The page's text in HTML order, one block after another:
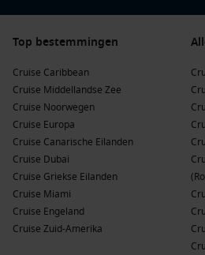
de Caribbean, de Middellandse
nieuw cruiseschip beleef je jouw
nieuwe manier.
Bekijk het aanbod van de nieuwste
welk schip perfect past bij jouw
Iedere afvaart biedt een unieke
luxe, bijzondere bestemmingen en
op zee!
Top bestemmingen
Cruise Caribbean
Cruise Middellandse Zee
Cruise Noorwegen
Cruise Europa
Cruise Canarische Eilanden
Cruise Dubai
Cruise Griekse Eilanden
Cruise Miami
Cruise Engeland
Cruise Zuid-Amerika